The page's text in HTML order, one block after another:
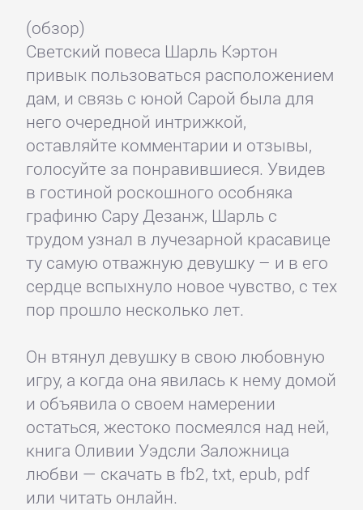
(обзор)
Светский повеса Шарль Кэртон
привык пользоваться расположением
дам, и связь с юной Сарой была для
него очередной интрижкой,
оставляйте комментарии и отзывы,
голосуйте за понравившиеся. Увидев
в гостиной роскошного особняка
графиню Сару Дезанж, Шарль с
трудом узнал в лучезарной красавице
ту самую отважную девушку – и в его
сердце вспыхнуло новое чувство, с тех
пор прошло несколько лет.
Он втянул девушку в свою любовную
игру, а когда она явилась к нему домой
и объявила о своем намерении
остаться, жестоко посмеялся над ней,
книга Оливии Уэдсли Заложница
любви — скачать в fb2, txt, epub, pdf
или читать онлайн.